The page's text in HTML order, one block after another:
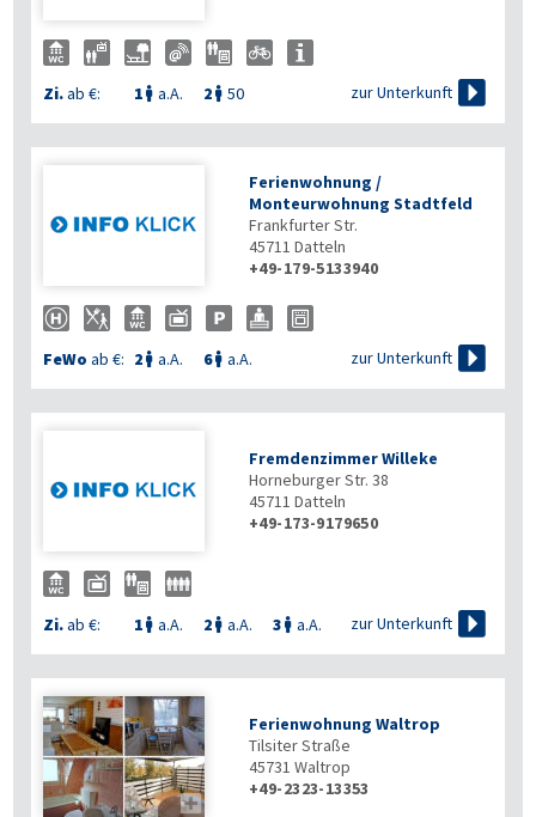
Zi.ab €: 1  a.A. 2  50 zur Unterkunft 
Ferienwohnung /
Monteurwohnung Stadtfeld
Frankfurter Str.
45711 Datteln
+49-179-5133940
FeWo ab €: 2  a.A. 6 a.A. zur Unterkunft 
Fremdenzimmer Willeke
Horneburger Str. 38
45711 Datteln
+49-173-9179650
Zi.ab €: 1  a.A. 2  a.A. 3  a.A. zur Unterkunft 

Ferienwohnung Waltrop
Tilsiter Straße
45731 Waltrop
+49-2323-13353